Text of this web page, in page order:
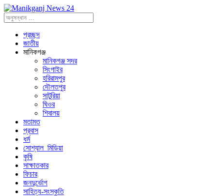
প্রচ্ছদ
জাতীয়
মানিকগঞ্জ
মানিকগঞ্জ সদর
সিংগাইর
হরিরামপুর
দৌলতপুর
সাটুরিয়া
ঘিওর
শিবালয়
মতামত
প্রবাস
ধর্ম
সোশ্যাল_মিডিয়া
কৃষি
সাক্ষাতকার
ফিচার
জনদুর্ভোগ
সাহিত্য-সংস্কৃতি